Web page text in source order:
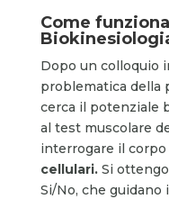
Come
Dopo un colloquio
problematica della
cerca il potenziale
al test muscolare
interrogare il corpo
cellulari. Si
Si/No, che guidano